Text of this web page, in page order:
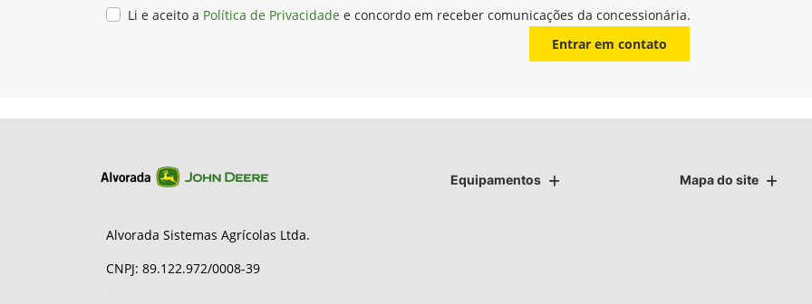
Li e aceito a Política de Privacidade e concordo em receber comunicações da concessionária.
Entrar em contato
Equipamentos Mapa do site
Alvorada Sistemas Agrícolas Ltda.
CNPJ: 89.122.972/0008-39